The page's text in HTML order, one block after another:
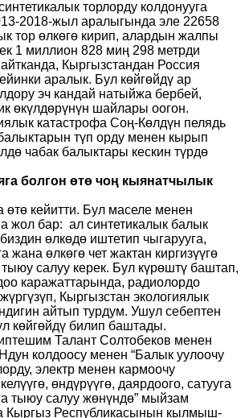
торлорду колдонууга
2018-жыл аралыгында эле 22658
тор өлкөгө кирип, алардын жалпы
1 миллион 828 миң 298 метрди
Кыргызстандан Россия
аралык. Бул көйгөйдү ар
эч кандай натыйжа бербей,
өкүлдөрүнүн шайлары оогон.
катастрофа Соң-Көлдүн пелядь
түп орду менен кырып
чабак балыктары кескин түрдө
болгон өтө чоң кыянатчылык
кейитти. Бул маселе менен
жол бар: ал синтетикалык балык
өлкөдө иштетип чыгарууга,
жана өлкөгө чет жактан киргизүүгө
салуу керек. Бул күрөштү баштап,
каражаттарында, радиолордо
Кыргызстан экологиялык
айтып турдум. Ушул себептен
көйгөйдү билип баштады.
Талант Солтобеков менен
колдоосу менен “Балык уулоочу
электр менен кармоочу
өндүрүүгө, даярдоого, сатууга
тыюу салуу жөнүндө” мыйзам
Кыргыз Республикасынын кылмыш-